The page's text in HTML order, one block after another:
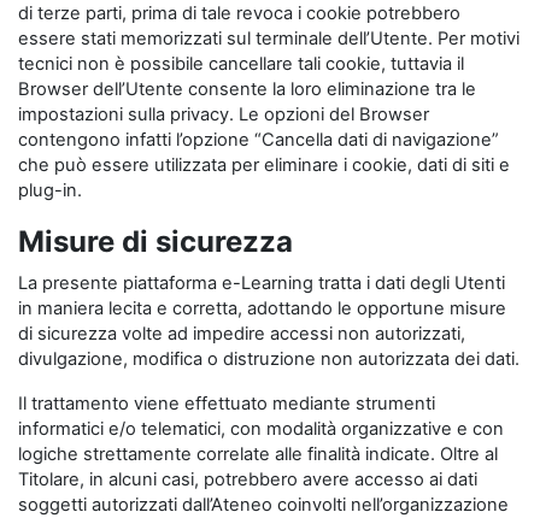
di terze parti, prima di tale revoca i cookie potrebbero
essere stati memorizzati sul terminale dell’Utente. Per motivi
tecnici non è possibile cancellare tali cookie, tuttavia il
Browser dell’Utente consente la loro eliminazione tra le
impostazioni sulla privacy. Le opzioni del Browser
contengono infatti l’opzione “Cancella dati di navigazione”
che può essere utilizzata per eliminare i cookie, dati di siti e
plug-in.
Misure di sicurezza
La presente piattaforma e-Learning tratta i dati degli Utenti
in maniera lecita e corretta, adottando le opportune misure
di sicurezza volte ad impedire accessi non autorizzati,
divulgazione, modifica o distruzione non autorizzata dei dati.
Il trattamento viene effettuato mediante strumenti
informatici e/o telematici, con modalità organizzative e con
logiche strettamente correlate alle finalità indicate. Oltre al
Titolare, in alcuni casi, potrebbero avere accesso ai dati
soggetti autorizzati dall’Ateneo coinvolti nell’organizzazione